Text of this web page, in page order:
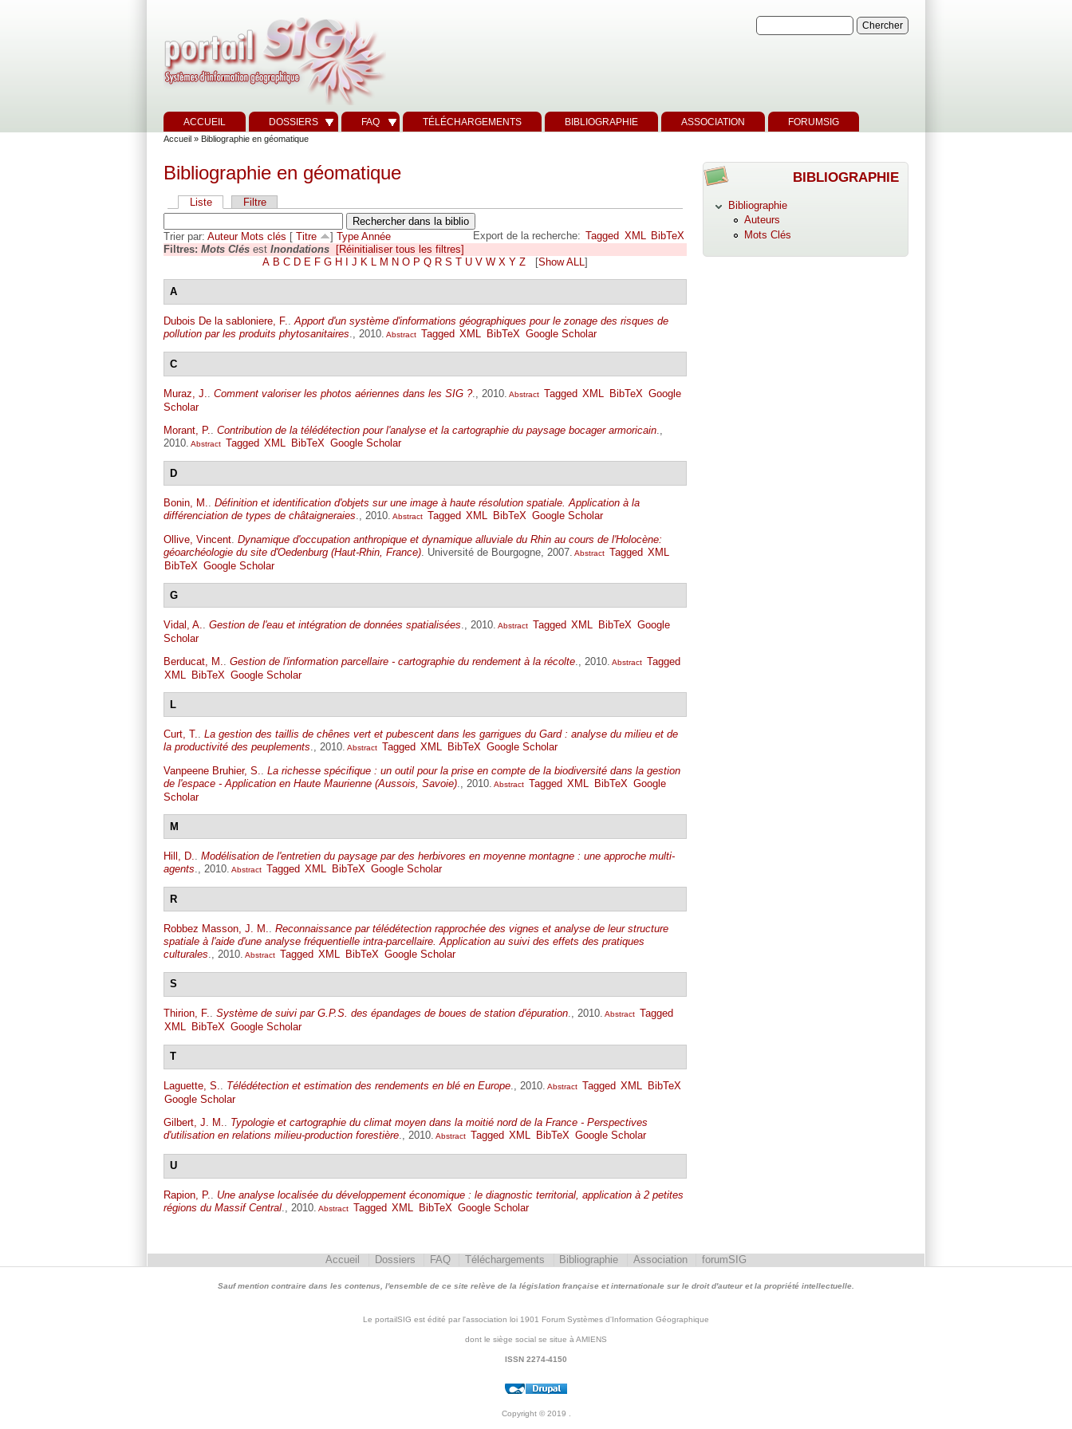
ACCUEIL DOSSIERS FAQ TÉLÉCHARGEMENTS BIBLIOGRAPHIE ASSOCIATION FORUMSIG
Accueil » Bibliographie en géomatique
Bibliographie en géomatique
Liste Filtre
Export de la recherche: Tagged XML BibTeX
Trier par: Auteur Mots clés [ Titre ] Type Année
Filtres: Mots Clés est Inondations
[Réinitialiser tous les filtres]
A B C D E F G H J K L M N O P Q R S T U V W X Y Z [Show ALL]
A
Dubois De la sabloniere, F.
Apport d'un système d'informations géographiques pour le zonage des risques de
pollution par les produits phytosanitaires ., 2010. Abstract Tagged XML BibTeX Google Scholar
C
Muraz, J. Comment valoriser les photos aériennes dans les SIG ?., 2010. Abstract Tagged XML BibTeX Google
Scholar
Morant, P.
Contribution de la télédétection pour l'analyse et la cartographie du paysage bocager armoricain
2010. Abstract Tagged XML BibTeX Google Scholar
D
Bonin, M.
Définition et identification d'objets sur une image à haute résolution spatiale. Application à la
différenciation de types de châtaigneraies ., 2010. Abstract Tagged XML BibTeX Google Scholar
Ollive, Vincent Dynamique d'occupation anthropique et dynamique alluviale du Rhin au cours de l'Holocène:
géoarchéologie du site d'Oedenburg (Haut-Rhin, France) . Université de Bourgogne, 2007. Abstract Tagged XML
BibTeX Google Scholar
G
Vidal, A. Gestion de l'eau et intégration de données spatialisées ., 2010. Abstract Tagged XML BibTeX Google
Scholar
Berducat, M.
Gestion de l'information parcellaire - cartographie du rendement à la récolte ., 2010. Abstract Tagged
XML
BibTeX Google Scholar
L
Curt, T.
La gestion des taillis de chênes vert et pubescent dans les garrigues du Gard : analyse du milieu et de
la productivité des peuplements ., 2010. Abstract Tagged XML BibTeX Google Scholar
Vanpeene Bruhier, S.
La richesse spécifique : un outil pour la prise en compte de la biodiversité dans la gestion
de l'espace - Application en Haute Maurienne (Aussois, Savoie) ., 2010. Abstract Tagged XML BibTeX Google
Scholar
M
Hill, D.
Modélisation de l'entretien du paysage par des herbivores en moyenne montagne : une approche multi-
agents ., 2010. Abstract Tagged XML BibTeX Google Scholar
R
Robbez Masson, J. M.
Reconnaissance par télédétection rapprochée des vignes et analyse de leur structure
spatiale à l'aide d'une analyse fréquentielle intra-parcellaire. Application au suivi des effets des pratiques
culturales ., 2010. Abstract Tagged XML BibTeX Google Scholar
S
Thirion, F.. Système de suivi par G.P.S. des épandages de boues de station d'épuration., 2010. Abstract Tagged
XML BibTeX Google Scholar
T
Laguette, S.. Télédétection et estimation des rendements en blé en Europe., 2010. Abstract Tagged XML BibTeX
Google Scholar
Gilbert, J. M.. Typologie et cartographie du climat moyen dans la moitié nord de la France - Perspectives
d'utilisation en relations milieu-production forestière., 2010. Abstract Tagged XML BibTeX Google Scholar
U
Rapion, P.. Une analyse localisée du développement économique : le diagnostic territorial, application à 2 petites
régions du Massif Central., 2010. Abstract Tagged XML BibTeX Google Scholar
BIBLIOGRAPHIE
Bibliographie
Auteurs
Mots Clés
Accueil Dossiers FAQ Téléchargements Bibliographie Association forumSIG
Sauf mention contraire dans les contenus, l'ensemble de ce site relève de la législation française et internationale sur le droit d'auteur et la propriété intellectuelle.
Le portailSIG est édité par l'association loi 1901 Forum Systèmes d'Information Géographique
dont le siège social se situe à AMIENS
ISSN 2274-4150
Copyright © 2019